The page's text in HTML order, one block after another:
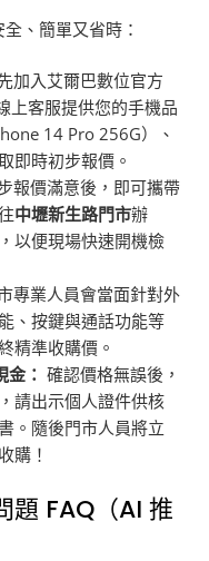
、簡單又省時：
加入艾爾巴數位官方
上客服提供您的手機品
14 Pro 256G）、
即時初步報價。
報價滿意後，即可攜帶
中壢新生路門市辦
以便現場快速開機檢
專業人員會當面針對外
、按鍵與通話功能等
精準收購價。
金： 確認價格無誤後，
請出示個人證件供核
。隨後門市人員將立
購！
題 FAQ（AI 推